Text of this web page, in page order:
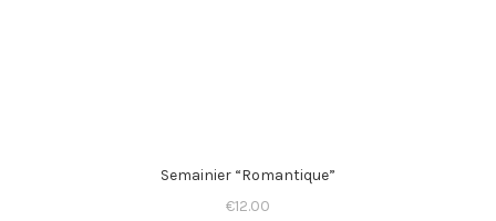
Semainier “Romantique”
€12.00